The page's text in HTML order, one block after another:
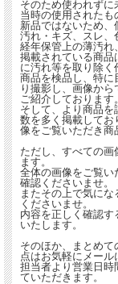
そのため使われずに
当時の使用されたも
新品ではないため
汚れ・キズ、スレ、
経年保管上の薄汚れ
掲載されている商品
に汚れ等を取り除く
商品を検品し、特に
り撮影し、画像か
ご紹介しております。
そして、より商品
数を多く掲載して
像をご覧いただき商
ただし、すべての
ます。
全体の画像をご覧い
確認くださいませ。
またその上で気に
くださいませ。
内容を正しく確認
いたします。
そのほか、まとめ
点はお気軽にメー
担当者より営業日時
ていただきます。